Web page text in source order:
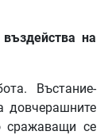
въздейства на
Въстание-
довчерашните
сражаващи се